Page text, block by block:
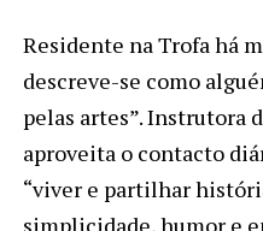
Residente na Trofa há
descreve-se como
pelas artes”. Instrutora
aproveita o contacto
“viver e partilhar
simplicidade, humor e